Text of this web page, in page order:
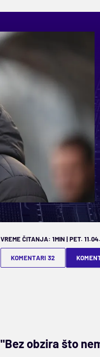
VREME ČITANJA: 1MIN | PET.
KOMENTARI 32
"Bez obzira što